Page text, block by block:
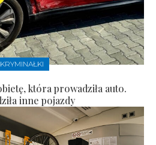
KRYMINAŁKI
która prowadziła auto.
inne pojazdy